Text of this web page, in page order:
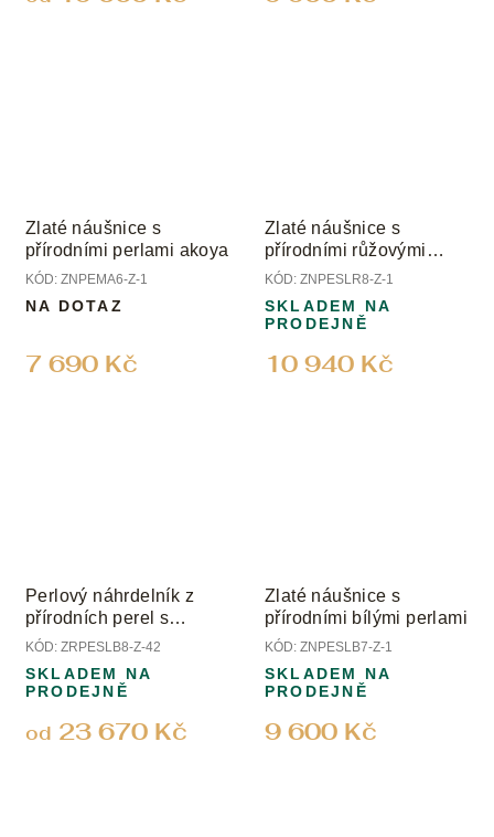
Zlaté náušnice s
přírodními perlami akoya
KÓD: ZNPEMA6-Z-1
7 690 Kč
NA DOTAZ
Zlaté náušnice s
přírodními růžovými
perlami
KÓD: ZNPESLR8-Z-1
10 940 Kč
SKLADEM NA
PRODEJNĚ
Perlový náhrdelník z
přírodních perel s
uzávěrem ze žlutého
KÓD: ZRPESLB8-Z-42
od 23 670 Kč
SKLADEM NA
PRODEJNĚ
Zlaté náušnice s
přírodními bílými perlami
KÓD: ZNPESLB7-Z-1
9 600 Kč
SKLADEM NA
PRODEJNĚ